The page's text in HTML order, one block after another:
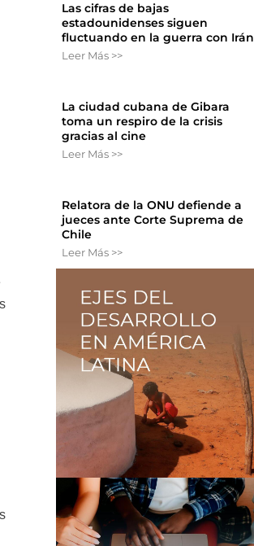
Las cifras de bajas
estadounidenses siguen
fluctuando en la guerra con Irán
Leer Más >>
La ciudad cubana de Gibara
toma un respiro de la crisis
gracias al cine
Leer Más >>
Relatora de la ONU defiende a
jueces ante Corte Suprema de
Chile
Leer Más >>